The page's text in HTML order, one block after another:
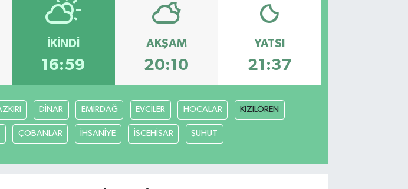
İKINDI
16:59
AKŞAM
20:10
YATSI
21:37
DİNAR EMİRDAĞ EVCİLER HOCALAR KIZILÖREN
ÇOBANLAR İHSANİYE İSCEHİSAR ŞUHUT